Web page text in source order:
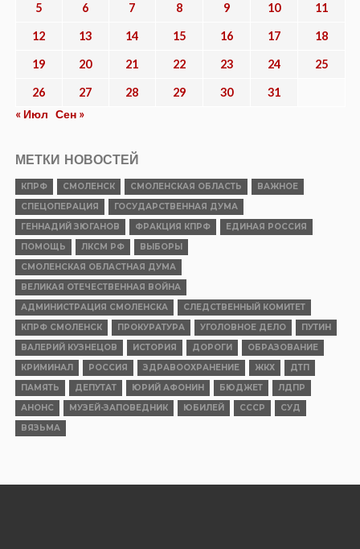
5 6 7 8 9 10 11
12 13 14 15 16 17 18
19 20 21 22 23 24 25
26 27 28 29 30
31
« Июл Сен »
МЕТКИ НОВОСТЕЙ
КПРФ СМОЛЕНСК СМОЛЕНСКАЯ ОБЛАСТЬ
ВАЖНОЕ
СПЕЦОПЕРАЦИЯ
ГОСУДАРСТВЕННАЯ ДУМА
ГЕННАДИЙ ЗЮГАНОВ
ФРАКЦИЯ КПРФ
ЕДИНАЯ РОССИЯ
ПОМОЩЬ
ЛКСМ РФ
ВЫБОРЫ
СМОЛЕНСКАЯ ОБЛАСТНАЯ ДУМА
ВЕЛИКАЯ ОТЕЧЕСТВЕННАЯ ВОЙНА
АДМИНИСТРАЦИЯ СМОЛЕНСКА
СЛЕДСТВЕННЫЙ КОМИТЕТ
КПРФ СМОЛЕНСК
ПРОКУРАТУРА УГОЛОВНОЕ ДЕЛО
ПУТИН
ВАЛЕРИЙ КУЗНЕЦОВ
ИСТОРИЯ ДОРОГИ
ОБРАЗОВАНИЕ
КРИМИНАЛ
РОССИЯ ЗДРАВООХРАНЕНИЕ ЖКХ
ДТП
ПАМЯТЬ
ДЕПУТАТ ЮРИЙ АФОНИН БЮДЖЕТ
ЛДПР
АНОНС
МУЗЕЙ-ЗАПОВЕДНИК ЮБИЛЕЙ СССР
СУД
ВЯЗЬМА